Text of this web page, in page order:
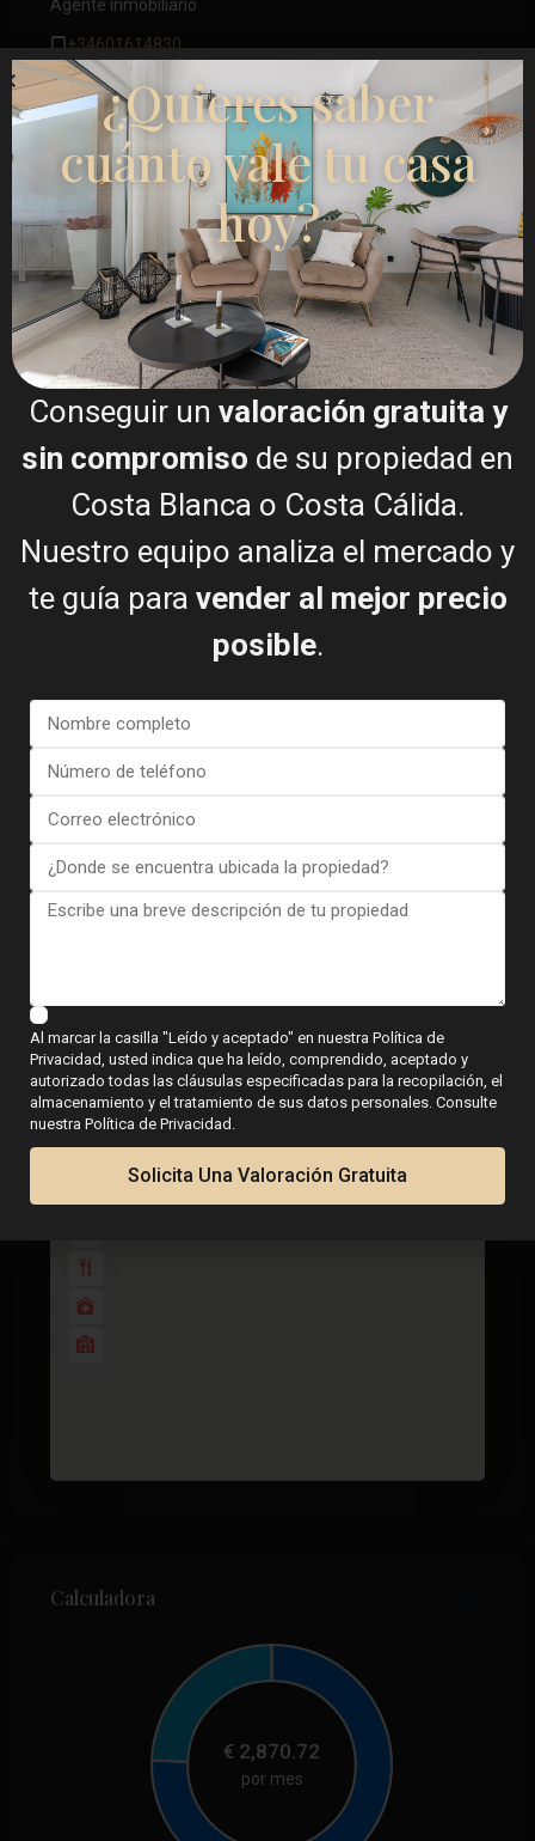
Agente inmobiliario
+34601614830
info@esentyaestate.com
Contáctame
Doy mi consentimiento para el Términos del RGPD
WhatsApp
Villa in Pilar de La Horadada ...
3 dormitorios 3 BA 131
Calculadora
€ 2,870.72
por mes
¿Quieres saber
cuánto vale tu casa
hoy?
Conseguir un valoración gratuita y
sin compromiso de su propiedad en
Costa Blanca o Costa Cálida.
Nuestro equipo analiza el mercado y
te guía para vender al mejor precio
posible.
Al marcar la casilla "Leído y aceptado" en nuestra Política de
Privacidad, usted indica que ha leído, comprendido, aceptado y
autorizado todas las cláusulas especificadas para la recopilación, el
almacenamiento y el tratamiento de sus datos personales. Consulte
nuestra Política de Privacidad.
Solicita Una Valoración Gratuita